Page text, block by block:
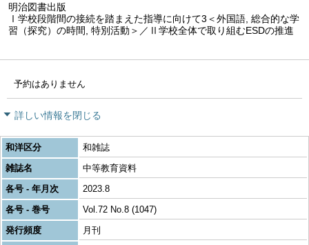
明治図書出版
Ⅰ学校段階間の接続を踏まえた指導に向けて3＜外国語, 総合的な学
習（探究）の時間, 特別活動＞／Ⅱ学校全体で取り組むESDの推進
予約はありません
詳しい情報を閉じる
和洋区分
和雑誌
雑誌名
中等教育資料
各号 - 年月次
2023.8
各号 - 巻号
Vol.72 No.8 (1047)
発行頻度
月刊